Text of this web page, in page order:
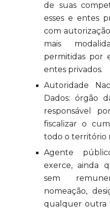
de suas
esses e entes
com
mais
permitidas por
entes privados.
Autoridade
Dados: órgão
responsável
fiscalizar o
todo o território
Agente
exerce, ainda
sem
nomeação,
qualquer outra